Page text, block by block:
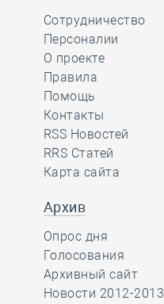
Сотрудничество
Персоналии
О проекте
Правила
Помощь
Контакты
RSS Новостей
RRS Статей
Карта сайта
Архив
Опрос дня
Голосования
Архивный сайт
Новости 2012-2013